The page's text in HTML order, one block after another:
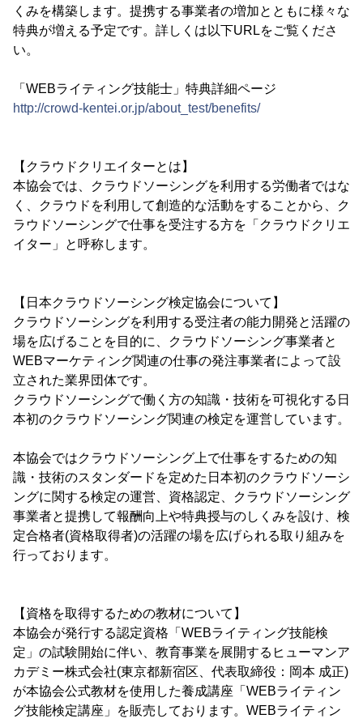
くみを構築します。提携する事業者の増加とともに様々な
特典が増える予定です。詳しくは以下URLをご覧くださ
い。
「WEBライティング技能士」特典詳細ページ
http://crowd-kentei.or.jp/about_test/benefits/
【クラウドクリエイターとは】
本協会では、クラウドソーシングを利用する労働者ではな
く、クラウドを利用して創造的な活動をすることから、ク
ラウドソーシングで仕事を受注する方を「クラウドクリエ
イター」と呼称します。
【日本クラウドソーシング検定協会について】
クラウドソーシングを利用する受注者の能力開発と活躍の
場を広げることを目的に、クラウドソーシング事業者と
WEBマーケティング関連の仕事の発注事業者によって設
立された業界団体です。
クラウドソーシングで働く方の知識・技術を可視化する日
本初のクラウドソーシング関連の検定を運営しています。
本協会ではクラウドソーシング上で仕事をするための知
識・技術のスタンダードを定めた日本初のクラウドソーシ
ングに関する検定の運営、資格認定、クラウドソーシング
事業者と提携して報酬向上や特典授与のしくみを設け、検
定合格者(資格取得者)の活躍の場を広げられる取り組みを
行っております。
【資格を取得するための教材について】
本協会が発行する認定資格「WEBライティング技能検
定」の試験開始に伴い、教育事業を展開するヒューマンア
カデミー株式会社(東京都新宿区、代表取締役：岡本 成正)
が本協会公式教材を使用した養成講座「WEBライティン
グ技能検定講座」を販売しております。WEBライティン